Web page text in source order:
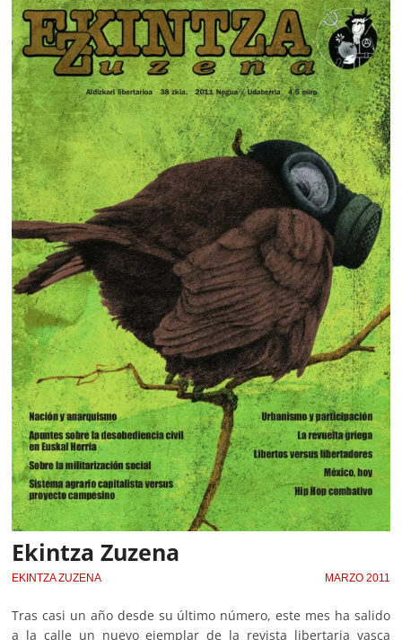
Ekintza Zuzena
EKINTZA ZUZENA MARZO 2011
Tras casi un año desde su último número, este mes ha salido
a la calle un nuevo ejemplar de la revista libertaria vasca